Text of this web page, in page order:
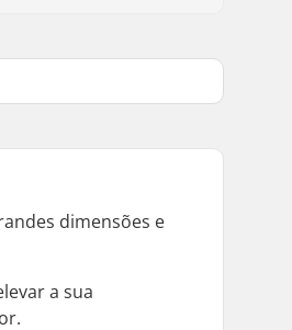
dimensões e
a sua